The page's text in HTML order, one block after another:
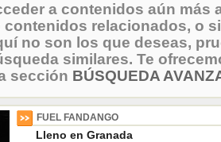
a contenidos aún más
contenidos relacionados, o
no son los que deseas,
similares. Te
sección BÚSQUEDA
FUEL FANDANGO
Lleno en Granada